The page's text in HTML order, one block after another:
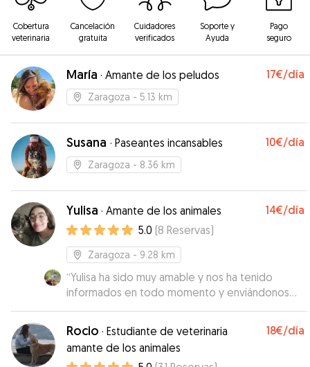
Cobertura
veterinaria
Cancelación
gratuita
Cuidadores
verificados
Soporte y
Ayuda
Pago
seguro
María · Amante de los peludos 17€/día
Zaragoza - 5.13 km
Susana · Paseantes incansables 10€/día
Zaragoza - 8.36 km
Yulisa · Amante de los animales 14€/día
5.0 (8 Reservas)
Zaragoza - 9.28 km
“Yulisa ha sido muy amable y nos ha tenido
informados en todo momento y enviándonos
fotos de Kenzo. Recomendable.”
Rocio · Estudiante de veterinaria
amante de los animales
18€/día